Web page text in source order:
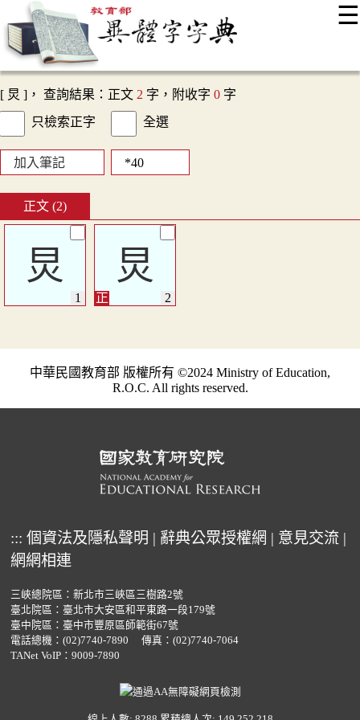
☰
最新消息
顯示模式
網站導覽
[ 炅 ]， 查詢結果：正文 2 字，附收字 0 字
只檢索正字
全選
加入筆記
正文 (2)
炅 炅
中華民國教育部 版權所有 ©2024 Ministry of Education,
R.O.C. All rights reserved.
::: 個資法及隱私聲明 | 辭典公眾授權網 | 意見交流 |
網網相連
三峽總院區：新北市三峽區三樹路2號
臺北院區：臺北市大安區和平東路一段179號
臺中院區：臺中市豐原區師範街67號
電話總機： (02)7740-7890
傳真：(02)7740-7064
TANet VoIP：9009-7890